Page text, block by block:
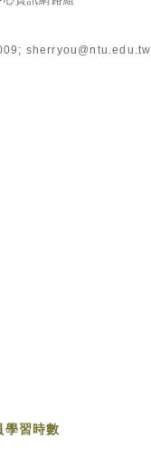
sherryou@ntu.edu.tw
學習時數